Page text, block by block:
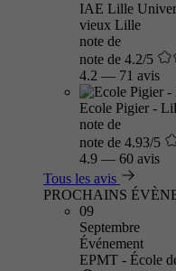
IAE Lille
vieux Lille
note de
note de 4.2/5
4.2 — 71 avis
Ecole Pigier -
note de
note de 4.93/5
4.9 — 60 avis
Tous les avis
PROCHAINS
09
Septembre
Événement
EPMT - École